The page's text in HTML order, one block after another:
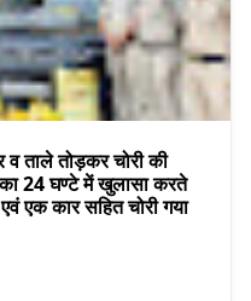
व ताले तोड़कर चोरी की
का 24 घण्टे में खुलासा करते
एक कार सहित चोरी गया